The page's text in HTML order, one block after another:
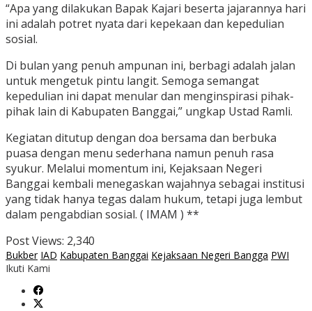
“Apa yang dilakukan Bapak Kajari beserta jajarannya hari
ini adalah potret nyata dari kepekaan dan kepedulian
sosial.
Di bulan yang penuh ampunan ini, berbagi adalah jalan
untuk mengetuk pintu langit. Semoga semangat
kepedulian ini dapat menular dan menginspirasi pihak-
pihak lain di Kabupaten Banggai,” ungkap Ustad Ramli.
Kegiatan ditutup dengan doa bersama dan berbuka
puasa dengan menu sederhana namun penuh rasa
syukur. Melalui momentum ini, Kejaksaan Negeri
Banggai kembali menegaskan wajahnya sebagai institusi
yang tidak hanya tegas dalam hukum, tetapi juga lembut
dalam pengabdian sosial. ( IMAM ) **
Post Views: 2,340
Bukber IAD Kabupaten Banggai Kejaksaan Negeri Bangga PWI
Ikuti Kami